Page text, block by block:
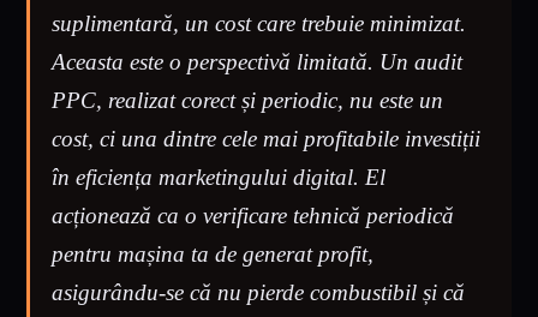
suplimentară, un cost care trebuie minimizat.
Aceasta este o perspectivă limitată. Un audit
PPC, realizat corect și periodic, nu este un
cost, ci una dintre cele mai profitabile investiții
în eficiența marketingului digital. El
acționează ca o verificare tehnică periodică
pentru mașina ta de generat profit,
asigurându-se că nu pierde combustibil și că